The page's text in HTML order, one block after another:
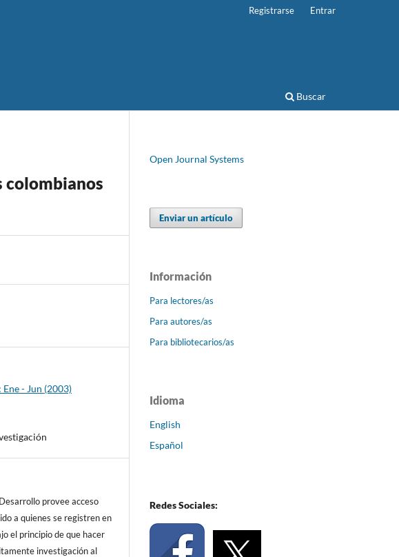
Buscar
Registrarse Entrar
colombianos
- Jun (2003)
provee acceso
a quienes se registren en
el principio de que hacer
investigación al
Open Journal Systems
Enviar un artículo
Información
Para lectores/as
Para autores/as
Para bibliotecarios/as
Idioma
English
Español
Redes Sociales: